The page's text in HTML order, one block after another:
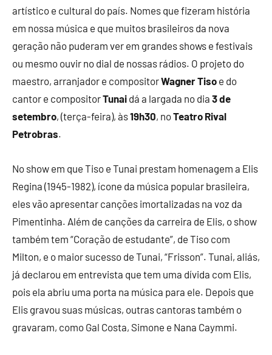
artístico e cultural do país. Nomes que fizeram história
em nossa música e que muitos brasileiros da nova
geração não puderam ver em grandes shows e festivais
ou mesmo ouvir no dial de nossas rádios. O projeto do
maestro, arranjador e compositorWagner Tiso e do
cantor e compositorTunai dá a largada no dia 3 de
setembro, (terça-feira), às19h30, noTeatro Rival
Petrobras.
No show em que Tiso e Tunai prestam homenagem a Elis
Regina (1945-1982), ícone da música popular brasileira,
eles vão apresentar canções imortalizadas na voz da
Pimentinha. Além de canções da carreira de Elis, o show
também tem “Coração de estudante”, de Tiso com
Milton, e o maior sucesso de Tunai, “Frisson”. Tunai, aliás,
já declarou em entrevista que tem uma dívida com Elis,
pois ela abriu uma porta na música para ele. Depois que
Elis gravou suas músicas, outras cantoras também o
gravaram, como Gal Costa, Simone e Nana Caymmi.